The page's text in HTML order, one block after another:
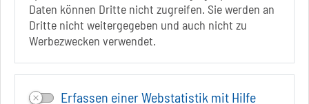
Daten können Dritte nicht zugreifen. Sie werden an
Dritte nicht weitergegeben und auch nicht zu
Werbezwecken verwendet.
Erfassen einer Webstatistik mit Hilfe
FACEBOOK
Infos zur Barrierefreiheit